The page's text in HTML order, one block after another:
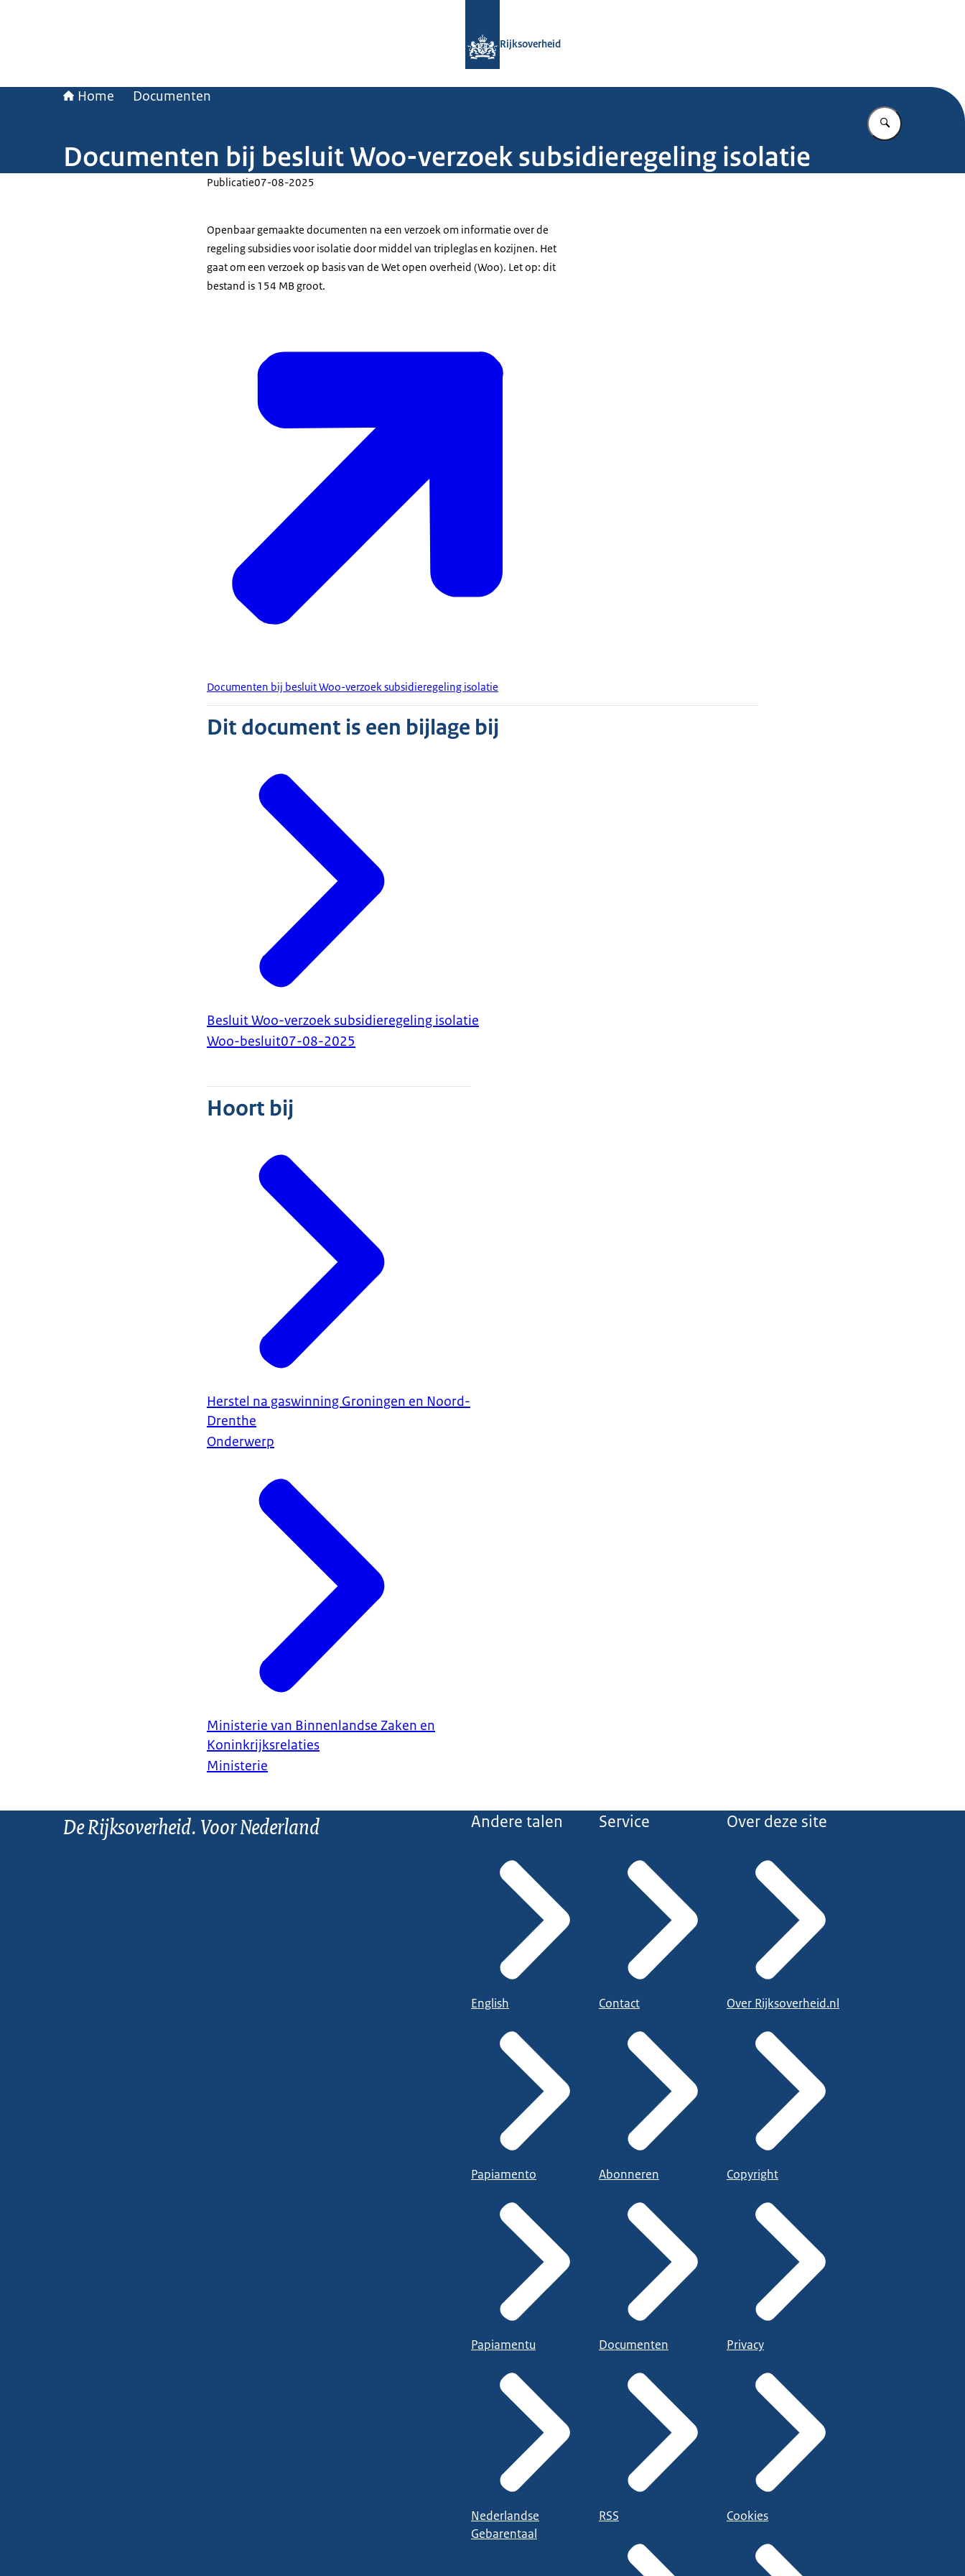
Rijksoverheid
Home Documenten
Vul in wat u
Documenten bij besluit Woo-verzoek subsidieregeling isolatie
Publicatie07-08-2025
Openbaar gemaakte documenten na een verzoek om informatie over de
regeling subsidies voor isolatie door middel van tripleglas en kozijnen. Het
gaat om een verzoek op basis van de Wet open overheid (Woo). Let op: dit
bestand is 154 MB groot.
Documenten bij besluit Woo-verzoek subsidieregeling isolatie
Dit document is een bijlage bij
Besluit Woo-verzoek subsidieregeling isolatie
Woo-besluit07-08-2025
Hoort bij
Herstel na gaswinning Groningen en Noord-
Drenthe
Onderwerp
Ministerie van Binnenlandse Zaken en
Koninkrijksrelaties
Ministerie
De Rijksoverheid. Voor Nederland Andere talen
English
Papiamento
Papiamentu
Nederlandse
Gebarentaal
Service
Contact
Abonneren
Documenten
RSS
Over deze site
Over Rijksoverheid.nl
Copyright
Privacy
Cookies